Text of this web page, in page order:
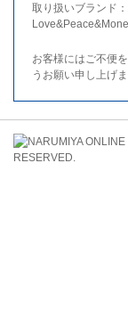
取り扱いブランド
お客様にはご不便
うお願い申し上げま